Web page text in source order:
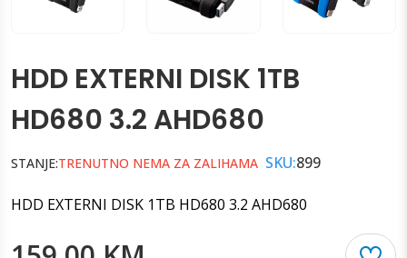
HDD EXTERNI DISK 1TB
HD680 3.2 AHD680
STANJE:TRENUTNO NEMA ZA ZALIHAMA SKU:899
HDD EXTERNI DISK 1TB HD680 3.2 AHD680